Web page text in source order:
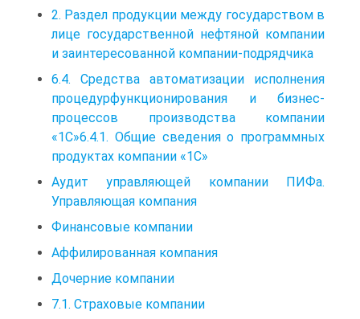
2. Раздел продукции между государством в
лице государственной нефтяной компании
и заинтересованной компании-подрядчика
6.4. Средства автоматизации исполнения
процедурфункционирования и бизнес-
процессов производства компании
«1С»6.4.1. Общие сведения о программных
продуктах компании «1С»
Аудит управляющей компании ПИФа.
Управляющая компания
Финансовые компании
Аффилированная компания
Дочерние компании
7.1. Страховые компании